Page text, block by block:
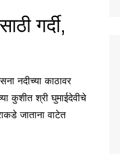
गर्दी,
नदीच्या काठावर
कुशीत श्री घुमाईदेवीचे
जाताना वाटेत